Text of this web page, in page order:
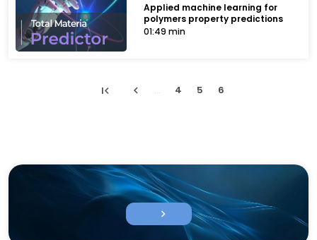
Applied machine learning for
polymers property predictions
01:49 min
first_page chevron_left ... 4 5 6
chevron_right